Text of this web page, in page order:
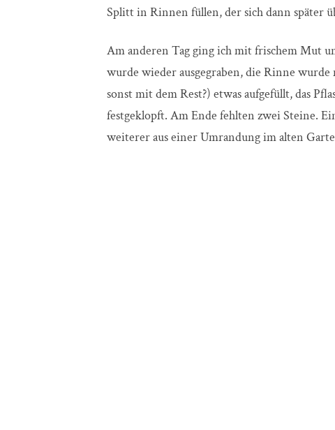
Splitt in Rinnen füllen, der sich dann später
Am anderen Tag ging ich mit frischem Mut
wurde wieder ausgegraben, die Rinne
sonst mit dem Rest?) etwas aufgefüllt, das
festgeklopft. Am Ende fehlten zwei Steine.
weiterer aus einer Umrandung im alten